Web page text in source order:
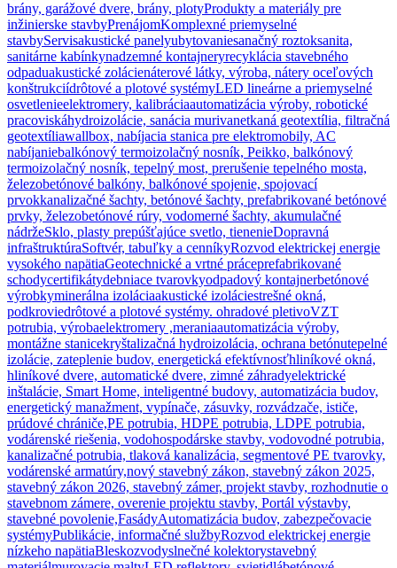
brány, garážové dvere, brány, plotyProdukty a materiály pre
inžinierske stavbyPrenájomKomplexné priemyselné
stavbyServisakustické panelyubytovaniesanačný roztoksanita,
sanitárne kabínkynadzemné kontajneryrecyklácia stavebného
odpaduakustické zolácienáterové látky, výroba, nátery oceľových
konštrukciídrôtové a plotové systémyLED lineárne a priemyselné
osvetlenieelektromery, kalibráciaautomatizácia výroby, robotické
pracoviskáhydroizolácie, sanácia murivanetkaná geotextília, filtračná
geotextíliawallbox, nabíjacia stanica pre elektromobily, AC
nabíjaniebalkónový termoizolačný nosník, Peikko, balkónový
termoizolačný nosník, tepelný most, prerušenie tepelného mosta,
železobetónové balkóny, balkónové spojenie, spojovací
prvokkanalizačné šachty, betónové šachty, prefabrikované betónové
prvky, železobetónové rúry, vodomerné šachty, akumulačné
nádržeSklo, plasty prepúšťajúce svetlo, tienenieDopravná
infraštruktúraSoftvér, tabuľky a cenníkyRozvod elektrickej energie
vysokého napätiaGeotechnické a vrtné práceprefabrikované
schodycertifikátydebniace tvarovkyodpadový kontajnerbetónové
výrobkyminerálna izoláciaakustické izoláciestrešné okná,
podkroviedrôtové a plotové systémy. ohradové pletivoVZT
potrubia, výrobaelektromery ,meraniaautomatizácia výroby,
montážne stanicekryštalizačná hydroizolácia, ochrana betónutepelné
izolácie, zateplenie budov, energetická efektívnosťhliníkové okná,
hliníkové dvere, automatické dvere, zimné záhradyelektrické
inštalácie, Smart Home, inteligentné budovy, automatizácia budov,
energetický manažment, vypínače, zásuvky, rozvádzače, ističe,
prúdové chrániče,PE potrubia, HDPE potrubia, LDPE potrubia,
vodárenské riešenia, vodohospodárske stavby, vodovodné potrubia,
kanalizačné potrubia, tlaková kanalizácia, segmentové PE tvarovky,
vodárenské armatúry,nový stavebný zákon, stavebný zákon 2025,
stavebný zákon 2026, stavebný zámer, projekt stavby, rozhodnutie o
stavebnom zámere, overenie projektu stavby, Portál výstavby,
stavebné povolenie,FasádyAutomatizácia budov, zabezpečovacie
systémyPublikácie, informačné službyRozvod elektrickej energie
nízkeho napätiaBleskozvodyslnečné kolektorystavebný